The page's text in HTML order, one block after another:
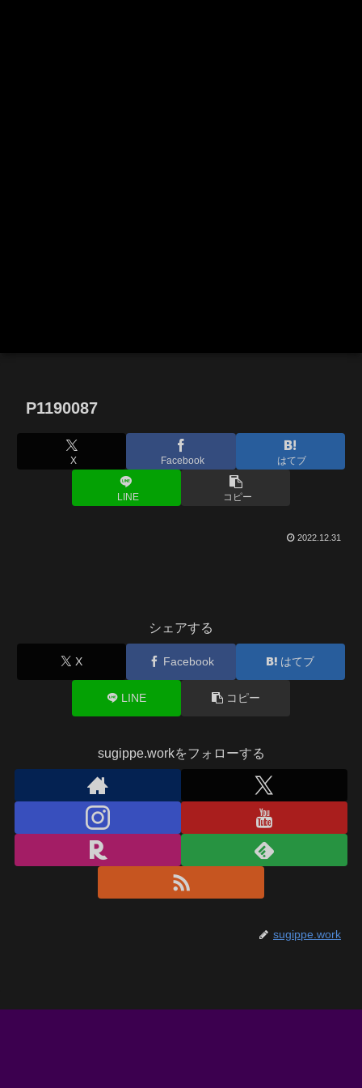
P1190087
X Facebook はてブ
LINE コピー
2022.12.31
シェアする
X Facebook はてブ
LINE コピー
sugippe.workをフォローする
sugippe.work